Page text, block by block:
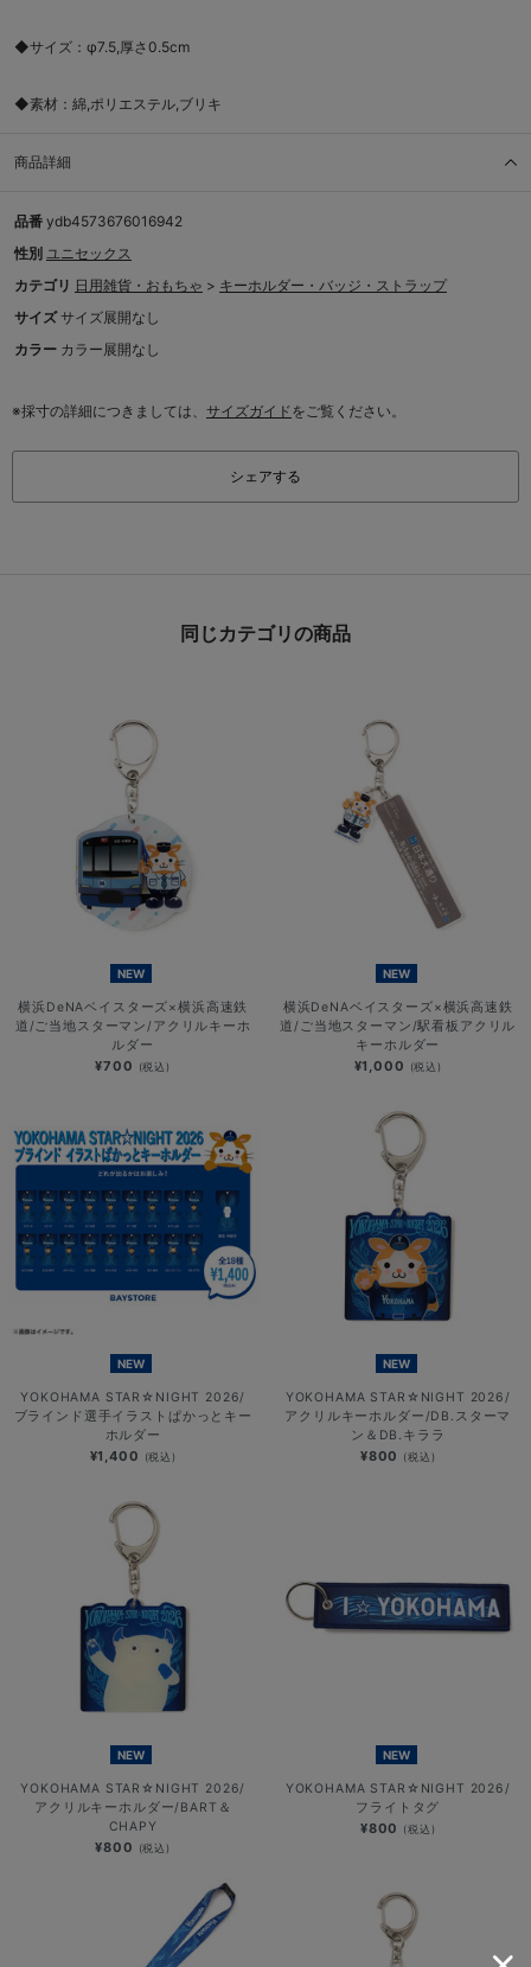
◆サイズ：φ7.5,厚さ0.5cm
◆素材：綿,ポリエステル,ブリキ
商品詳細
品番 ydb4573676016942
性別 ユニセックス
カテゴリ 日用雑貨・おもちゃ > キーホルダー・バッジ・ストラップ
サイズ サイズ展開なし
カラー カラー展開なし
※採寸の詳細につきましては、 サイズガイドをご覧ください。
シェアする
同じカテゴリの商品
NEW
横浜DeNAベイスターズ×横浜高速鉄
道/ご当地スターマン/アクリルキーホ
ルダー
¥700 (税込)
NEW
横浜DeNAベイスターズ×横浜高速鉄
道/ご当地スターマン/駅看板アクリル
キーホルダー
¥1,000 (税込)
NEW
YOKOHAMA STAR☆NIGHT 2026/
ブラインド選手イラストぱかっとキー
ホルダー
¥1,400 (税込)
NEW
YOKOHAMA STAR☆NIGHT 2026/
アクリルキーホルダー/DB.スターマ
ン＆DB.キララ
¥800 (税込)
NEW
YOKOHAMA STAR☆NIGHT 2026/
アクリルキーホルダー/BART＆
CHAPY
¥800 (税込)
NEW
YOKOHAMA STAR☆NIGHT 2026/
フライトタグ
¥800 (税込)